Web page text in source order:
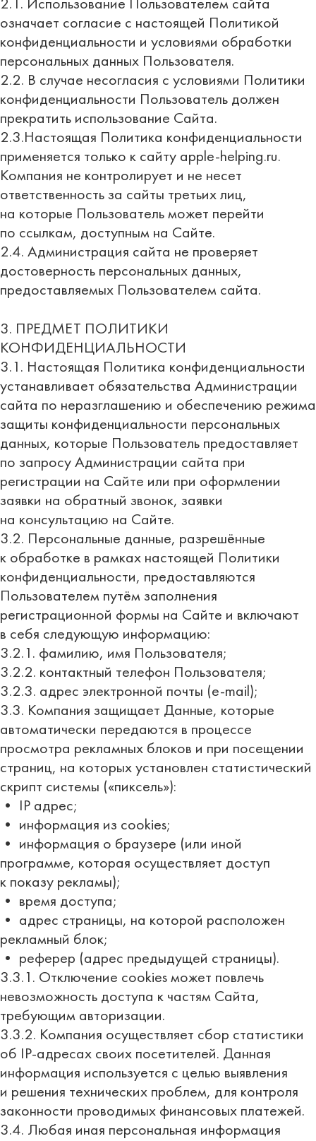
означает согласие с настоящей Политикой
конфиденциальности и условиями обработки
персональных данных Пользователя.
2.2. В случае несогласия с условиями Политики
конфиденциальности Пользователь должен
прекратить использование Сайта.
2.3.Настоящая Политика конфиденциальности
применяется только к сайту apple-helping.ru.
Компания не контролирует и не несет
ответственность за сайты третьих лиц,
на которые Пользователь может перейти
по ссылкам, доступным на Сайте.
2.4. Администрация сайта не проверяет
достоверность персональных данных,
предоставляемых Пользователем сайта.
3. ПРЕДМЕТ ПОЛИТИКИ
КОНФИДЕНЦИАЛЬНОСТИ
3.1. Настоящая Политика конфиденциальности
устанавливает обязательства Администрации
сайта по неразглашению и обеспечению режима
защиты конфиденциальности персональных
данных, которые Пользователь предоставляет
по запросу Администрации сайта при
регистрации на Сайте или при оформлении
заявки на обратный звонок, заявки
на консультацию на Сайте.
3.2. Персональные данные, разрешённые
к обработке в рамках настоящей Политики
конфиденциальности, предоставляются
Пользователем путём заполнения
регистрационной формы на Сайте и включают
в себя следующую информацию:
3.2.1. фамилию, имя Пользователя;
3.2.2. контактный телефон Пользователя;
3.2.3. адрес электронной почты (e-mail);
3.3. Компания защищает Данные, которые
автоматически передаются в процессе
просмотра рекламных блоков и при посещении
страниц, на которых установлен статистический
скрипт системы («пиксель»):
• IP адрес;
• информация из cookies;
• информация о браузере (или иной
программе, которая осуществляет доступ
к показу рекламы);
• время доступа;
• адрес страницы, на которой расположен
рекламный блок;
• реферер (адрес предыдущей страницы).
3.3.1. Отключение cookies может повлечь
невозможность доступа к частям Сайта,
требующим авторизации.
3.3.2. Компания осуществляет сбор статистики
об IP-адресах своих посетителей. Данная
информация используется с целью выявления
и решения технических проблем, для контроля
законности проводимых финансовых платежей.
3.4. Любая иная персональная информация